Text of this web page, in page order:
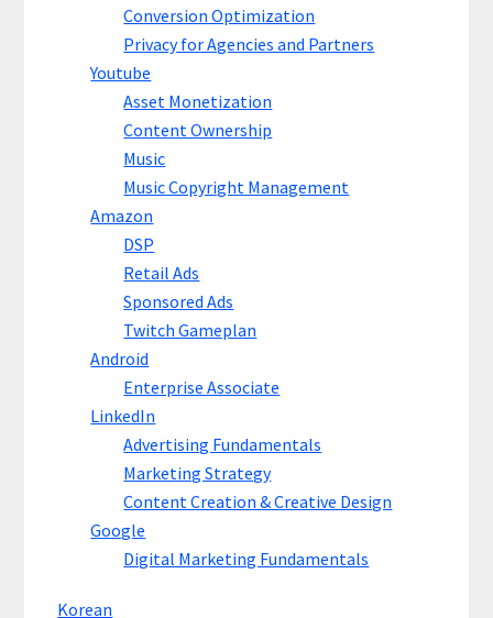
Conversion Optimization
Privacy for Agencies and Partners
Youtube
Asset Monetization
Content Ownership
Music
Music Copyright Management
Amazon
DSP
Retail Ads
Sponsored Ads
Twitch Gameplan
Android
Enterprise Associate
LinkedIn
Advertising Fundamentals
Marketing Strategy
Content Creation & Creative Design
Google
Digital Marketing Fundamentals
Korean